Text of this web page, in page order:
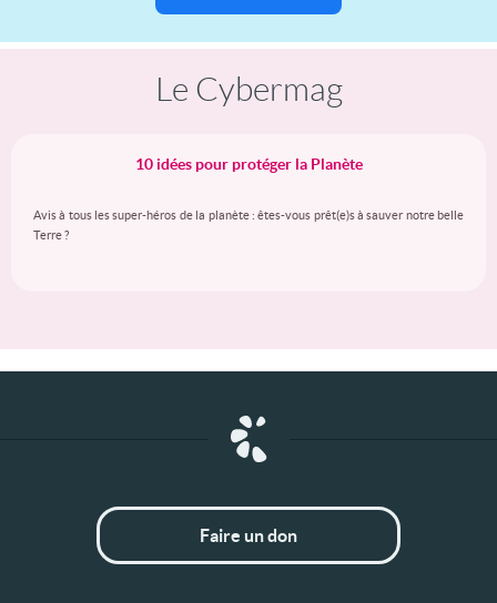
Le Cybermag
10 idées pour protéger la Planète
Avis à tous les super-héros de la planète : êtes-vous prêt(e)s à sauver notre belle
Terre ?
Faire un don